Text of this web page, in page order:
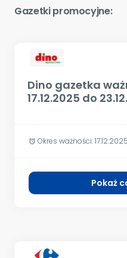
Gazetki promocyjne:
Dino gazetka
17.12.2025 do
alarm Okres ważności:
Pokaż